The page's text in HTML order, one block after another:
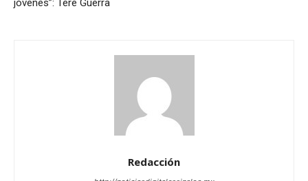
jóvenes”: Tere Guerra
Redacción